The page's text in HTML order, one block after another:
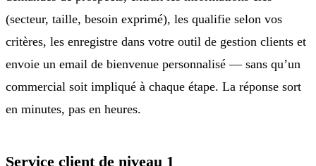
(secteur, taille, besoin exprimé), les qualifie selon vos
critères, les enregistre dans votre outil de gestion clients et
envoie un email de bienvenue personnalisé — sans qu’un
commercial soit impliqué à chaque étape. La réponse sort
en minutes, pas en heures.
Service client de niveau 1